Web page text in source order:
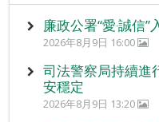
廉政公署“愛‧誠信
2026年8月9日 16:00
司法警察局持續進
安穩定
2026年8月9日 13:20